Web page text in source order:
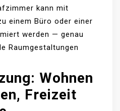
kann mit
einem Büro oder einer
werden — genau
Raumgestaltungen
Wohnen
Freizeit